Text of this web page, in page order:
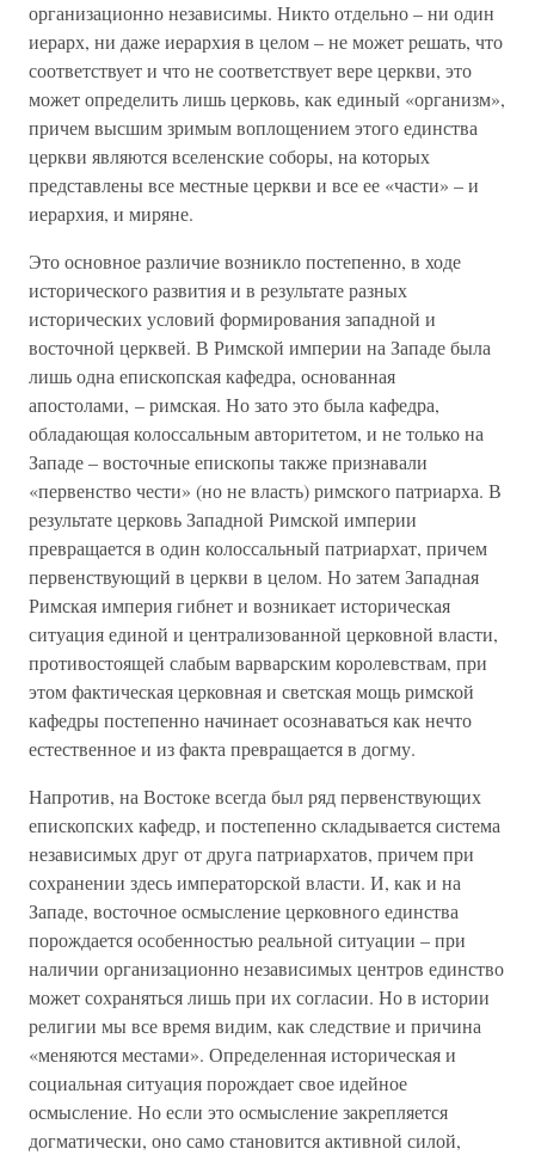
организационно независимы. Никто отдельно – ни один
иерарх, ни даже иерархия в целом – не может решать, что
соответствует и что не соответствует вере церкви, это
может определить лишь церковь, как единый «организм»,
причем высшим зримым воплощением этого единства
церкви являются вселенские соборы, на которых
представлены все местные церкви и все ее «части» – и
иерархия, и миряне.
Это основное различие возникло постепенно, в ходе
исторического развития и в результате разных
исторических условий формирования западной и
восточной церквей. В Римской империи на Западе была
лишь одна епископская кафедра, основанная
апостолами, – римская. Но зато это была кафедра,
обладающая колоссальным авторитетом, и не только на
Западе – восточные епископы также признавали
«первенство чести» (но не власть) римского патриарха. В
результате церковь Западной Римской империи
превращается в один колоссальный патриархат, причем
первенствующий в церкви в целом. Но затем Западная
Римская империя гибнет и возникает историческая
ситуация единой и централизованной церковной власти,
противостоящей слабым варварским королевствам, при
этом фактическая церковная и светская мощь римской
кафедры постепенно начинает осознаваться как нечто
естественное и из факта превращается в догму.
Напротив, на Востоке всегда был ряд первенствующих
епископских кафедр, и постепенно складывается система
независимых друг от друга патриархатов, причем при
сохранении здесь императорской власти. И, как и на
Западе, восточное осмысление церковного единства
порождается особенностью реальной ситуации – при
наличии организационно независимых центров единство
может сохраняться лишь при их согласии. Но в истории
религии мы все время видим, как следствие и причина
«меняются местами». Определенная историческая и
социальная ситуация порождает свое идейное
осмысление. Но если это осмысление закрепляется
догматически, оно само становится активной силой,